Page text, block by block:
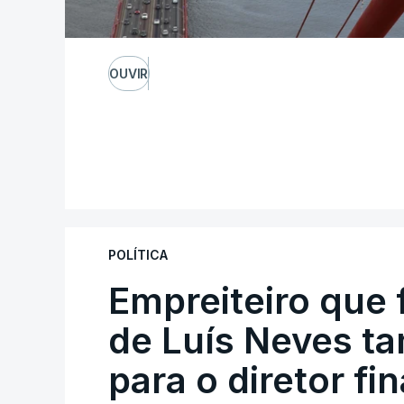
OUVIR
POLÍTICA
Empreiteiro que
de Luís Neves
para o diretor